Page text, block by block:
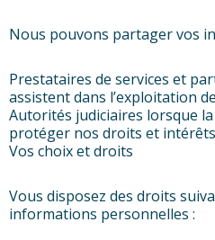
Nous pouvons partager vos
Prestataires de services et
assistent dans l’exploitation
Autorités judiciaires lorsque
protéger nos droits et
Vos choix et droits
Vous disposez des droits
informations personnelles :